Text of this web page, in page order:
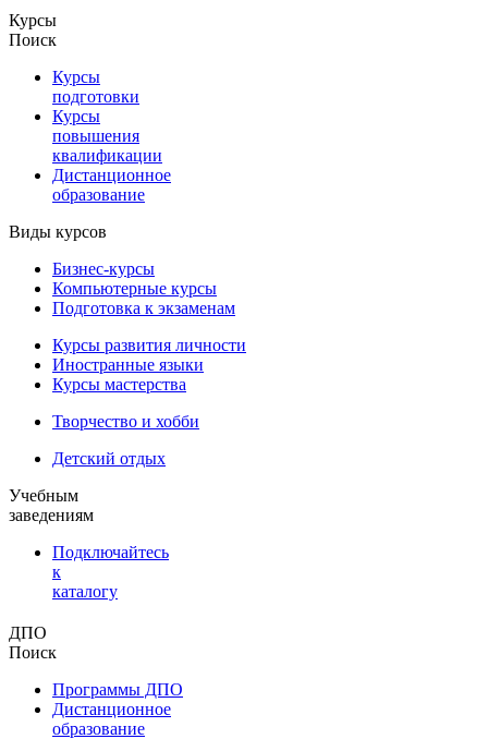
Курсы
Поиск
Курсы
подготовки
Курсы
повышения
квалификации
Дистанционное
образование
Виды курсов
Бизнес-курсы
Компьютерные курсы
Подготовка к экзаменам
Курсы развития личности
Иностранные языки
Курсы мастерства
Творчество и хобби
Детский отдых
Учебным
заведениям
Подключайтесь
к
каталогу
ДПО
Поиск
Программы ДПО
Дистанционное
образование